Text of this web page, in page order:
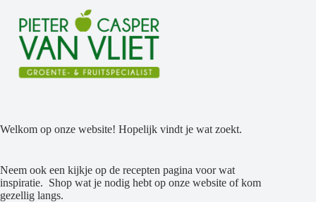
Welkom op onze website! Hopelijk vindt je wat zoekt.
Neem ook een kijkje op de recepten pagina voor wat
inspiratie. Shop wat je nodig hebt op onze website of kom
gezellig langs.